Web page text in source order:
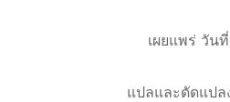
เผยแพร่ วัน
แปลและดัดแปล